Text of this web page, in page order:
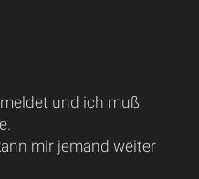
und ich muß
mir jemand weiter